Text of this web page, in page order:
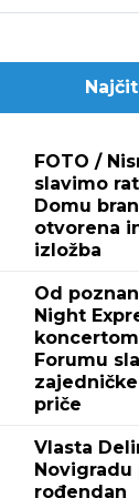
FOTO /
slavimo
Domu
otvorena
izložba
Od
Night
Forumu
priče
Vlasta
Novigradu
rođendan